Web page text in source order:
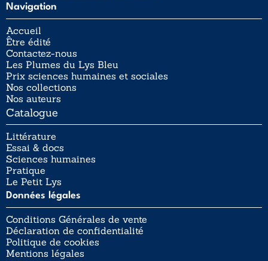
Navigation
Accueil
Être édité
Contactez-nous
Les Plumes du Lys Bleu
Prix sciences humaines et sociales
Nos collections
Nos auteurs
Catalogue
Littérature
Essai & docs
Sciences humaines
Pratique
Le Petit Lys
Données légales
Conditions Générales de vente
Déclaration de confidentialité
Politique de cookies
Mentions légales